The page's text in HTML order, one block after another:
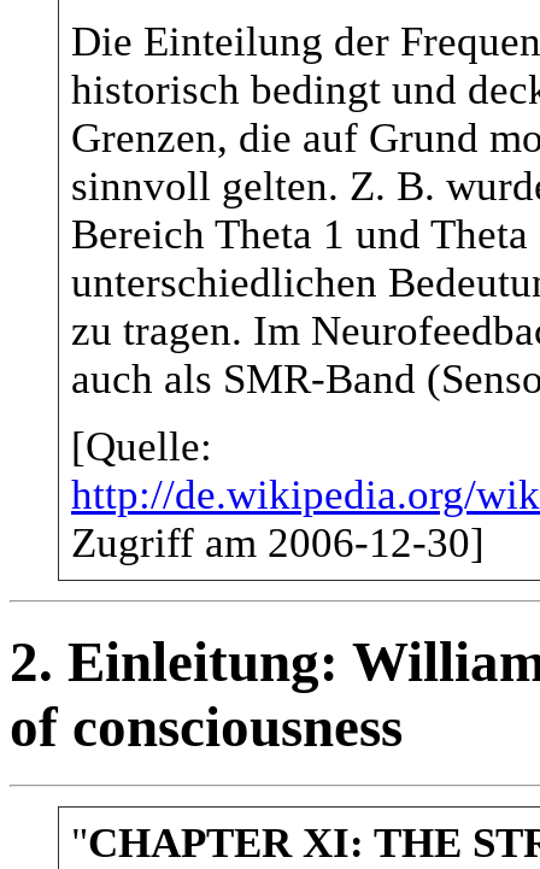
Die Einteilung der
historisch bedingt und
Grenzen, die auf Grund
sinnvoll gelten. Z. B.
Bereich Theta 1 und
unterschiedlichen
zu tragen. Im
auch als SMR-Band
[Quelle:
http://de.wikipedia.org/
Zugriff am 2006-12-30]
2. Einleitung:
of consciousness
"CHAPTER XI: THE